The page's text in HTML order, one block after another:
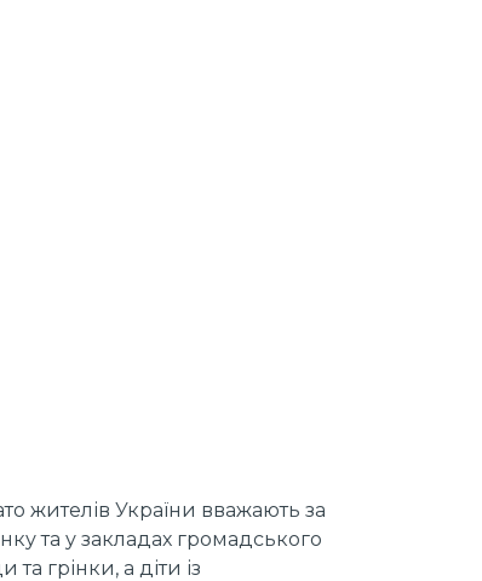
жителів України вважають за
та у закладах громадського
грінки, а діти із